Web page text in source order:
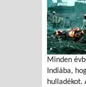
Minden
Indiába,
hulladékot.